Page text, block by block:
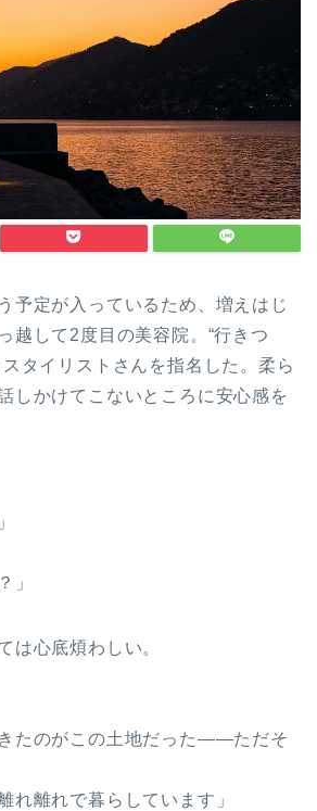
予定が入っているため、増えはじ
越して2度目の美容院。“行きつ
タイリストさんを指名した。柔ら
しかけてこないところに安心感を
」
は心底煩わしい。
たのがこの土地だった――ただそ
れ離れで暮らしています」